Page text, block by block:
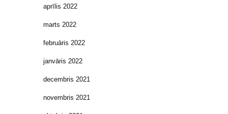
aprīlis 2022
marts 2022
februāris 2022
janvāris 2022
decembris 2021
novembris 2021